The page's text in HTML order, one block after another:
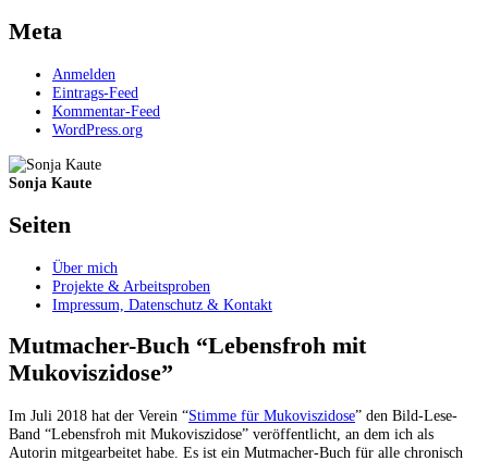
Meta
Anmelden
Eintrags-Feed
Kommentar-Feed
WordPress.org
Sonja Kaute
Seiten
Über mich
Projekte & Arbeitsproben
Impressum, Datenschutz & Kontakt
Mutmacher-Buch “Lebensfroh mit
Mukoviszidose”
Im Juli 2018 hat der Verein “Stimme für Mukoviszidose” den Bild-Lese-
Band “Lebensfroh mit Mukoviszidose” veröffentlicht, an dem ich als
Autorin mitgearbeitet habe. Es ist ein Mutmacher-Buch für alle chronisch